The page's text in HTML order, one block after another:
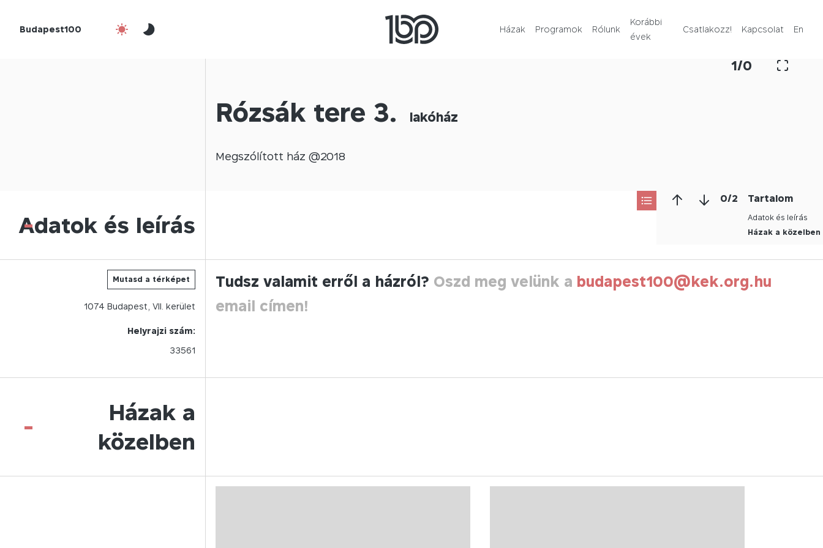
Budapest100 Házak Programok Rólunk
Korábbi
évek
Csatlakozz! Kapcsolat En
1/0
Rózsák tere 3. lakóház
Megszólított ház @2018
0/2 Tartalom
Adatok és leírás
Házak a közelben
Adatok és leírás
-
Mutasd a térképet
1074 Budapest, VII. kerület
Helyrajzi szám:
33561
Tudsz valamit erről a házról? Oszd meg velünk a budapest100@kek.org.hu
email címen!
Házak a
közelben
-